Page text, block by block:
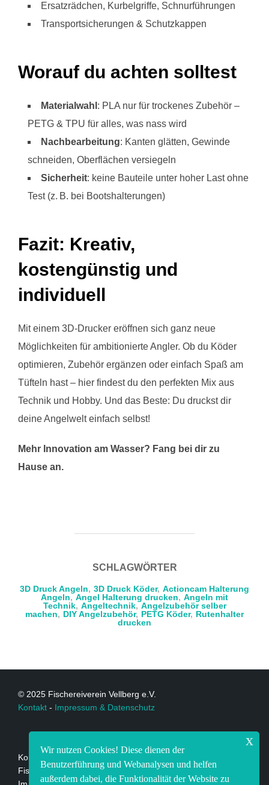
Ersatzrädchen, Kurbelgriffe, Schnurführungen
Transportsicherungen & Schutzkappen
Worauf du achten solltest
Materialwahl : PLA nur für trockenes Zubehör –
PETG & TPU für alles, was nass wird
Nachbearbeitung: Kanten glätten, Gewinde
schneiden, Oberflächen versiegeln
Sicherheit: keine Bauteile unter hoher Last ohne
Test (z. B. bei Bootshalterungen)
Fazit: Kreativ,
kostengünstig und
individuell
Mit einem 3D-Drucker eröffnen sich ganz neue
Möglichkeiten für ambitionierte Angler. Ob du Köder
optimieren, Zubehör ergänzen oder einfach Spaß am
Tüfteln hast – hier findest du den perfekten Mix aus
Technik und Hobby. Und das Beste: Du druckst dir
deine Angelwelt einfach selbst!
Mehr Innovation am Wasser? Fang bei dir zu
Hause an.
SCHLAGWÖRTER
3D Druck Angeln, 3D Druck Köder, Actioncam Halterung
Angeln, Angel Halterung drucken, Angeln mit
Technik, Angeltechnik, Angelzubehör selber
machen, DIY Angelzubehör, PETG Köder, Rutenhalter
drucken
© 2025 Fischereiverein Vellberg e.V.
Kontakt - Impressum & Datenschutz
Kontakt:
Fischereiverein Vellberg e.V.
Wir nutzen Cookies! Diese dienen der
Benutzerführung und Webanalysen und helfen
außerdem dabei, die Funktionalität der Website zu
x